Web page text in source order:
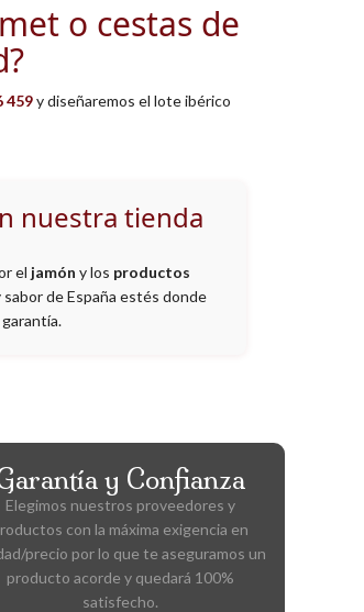
o cestas de
459y diseñaremos el lote ibérico
nuestra tienda
el jamón y los productos
de España estés donde
y Confianza
Elegimos nuestros proveedores y
con la máxima exigencia en
precio por lo que te aseguramos un
producto acorde y quedará 100%
satisfecho.